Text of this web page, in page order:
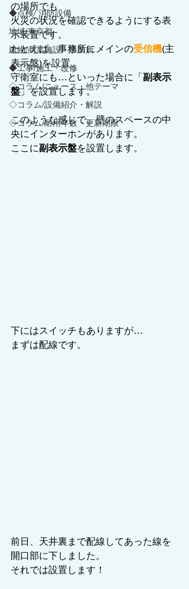
◆点検/ 消防設備
地域/東京都
建物/商業施設・事業所
◆工事/施工・改修
◇コラム/ニュース・他テーマ
◇コラム/設備紹介・解説
◇コラム/耐用年数・更新期限
の場所でも
火災の状況を確認できるようにする表
示装置です。
たとえば、事務所にメインの受信機(主
表示盤)を設置、
守衛室にも…といった場合に「副表示
盤」を設置します。
このような感じで、壁のスペースの中
央にインターホンがあります。
ここに副表示盤を設置します。
下にはスイッチもありますが…
まずは配線です。
前日、天井裏まで配線してあった線を
開口部に下しました。
それでは設置します！